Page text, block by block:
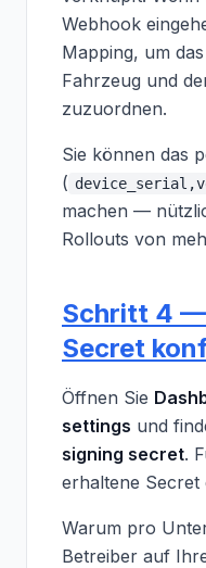
Webhook
Mapping, um
Fahrzeug und
zuzuordnen.
Sie können das
(
machen —
Rollouts von
Schritt 4 —
Secret
Öffnen Sie
settings und
signing secret.
erhaltene Secret
Warum pro
Betreiber auf